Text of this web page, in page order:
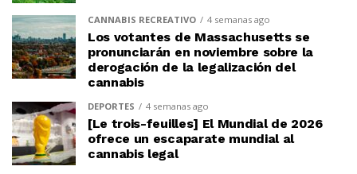
CANNABIS RECREATIVO 4 semanas ago
Los votantes de Massachusetts se
pronunciarán en noviembre sobre la
derogación de la legalización del
cannabis
DEPORTES 4 semanas ago
[Le trois-feuilles] El Mundial de 2026
ofrece un escaparate mundial al
cannabis legal